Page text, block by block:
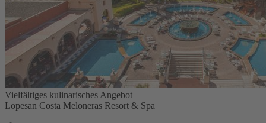
Vielfältiges kulinarisches Angebot
Lopesan Costa Meloneras Resort & Spa